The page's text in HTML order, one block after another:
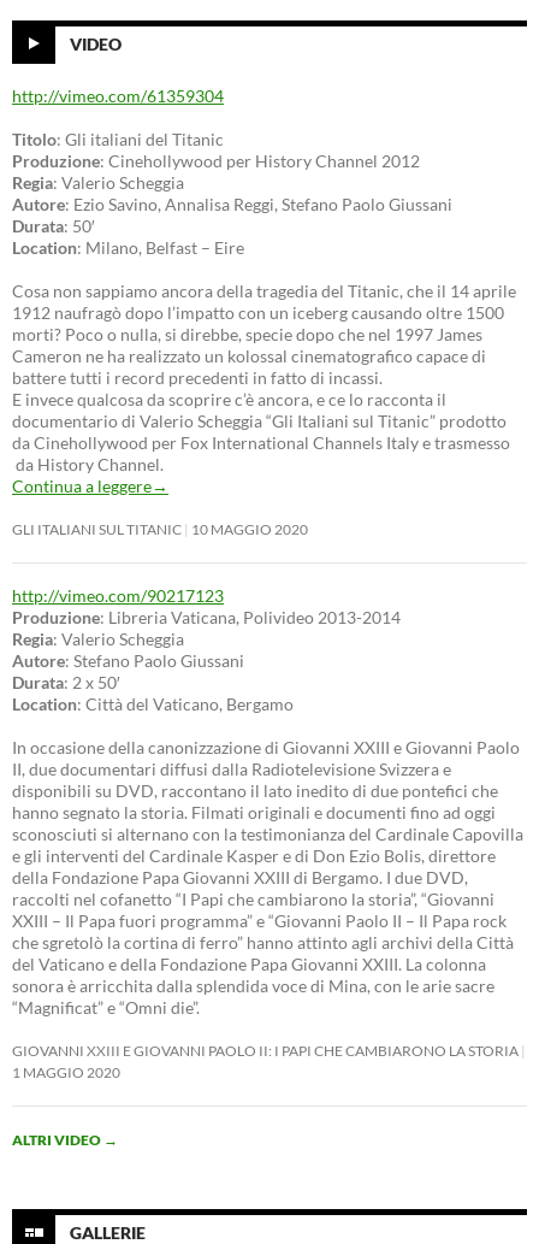
VIDEO
http://vimeo.com/61359304
Titolo: Gli italiani del Titanic
Produzione: Cinehollywood per History Channel 2012
Regia: Valerio Scheggia
Autore: Ezio Savino, Annalisa Reggi, Stefano Paolo Giussani
Durata: 50′
Location: Milano, Belfast – Eire
Cosa non sappiamo ancora della tragedia del Titanic, che il 14 aprile
1912 naufragò dopo l’impatto con un iceberg causando oltre 1500
morti? Poco o nulla, si direbbe, specie dopo che nel 1997 James
Cameron ne ha realizzato un kolossal cinematografico capace di
battere tutti i record precedenti in fatto di incassi.
E invece qualcosa da scoprire c’è ancora, e ce lo racconta il
documentario di Valerio Scheggia “Gli Italiani sul Titanic” prodotto
da Cinehollywood per Fox International Channels Italy e trasmesso
da History Channel.
Continua a leggere→
GLI ITALIANI SUL TITANIC 10 MAGGIO 2020
http://vimeo.com/90217123
Produzione: Libreria Vaticana, Polivideo 2013-2014
Regia: Valerio Scheggia
Autore: Stefano Paolo Giussani
Durata: 2 x 50′
Location: Città del Vaticano, Bergamo
In occasione della canonizzazione di Giovanni XXIII e Giovanni Paolo
II, due documentari diffusi dalla Radiotelevisione Svizzera e
disponibili su DVD, raccontano il lato inedito di due pontefici che
hanno segnato la storia. Filmati originali e documenti fino ad oggi
sconosciuti si alternano con la testimonianza del Cardinale Capovilla
e gli interventi del Cardinale Kasper e di Don Ezio Bolis, direttore
della Fondazione Papa Giovanni XXIII di Bergamo. I due DVD,
raccolti nel cofanetto “I Papi che cambiarono la storia”, “Giovanni
XXIII – Il Papa fuori programma” e “Giovanni Paolo II – Il Papa rock
che sgretolò la cortina di ferro” hanno attinto agli archivi della Città
del Vaticano e della Fondazione Papa Giovanni XXIII. La colonna
sonora è arricchita dalla splendida voce di Mina, con le arie sacre
“Magnificat” e “Omni die”.
GIOVANNI XXIII E GIOVANNI PAOLO II: I PAPI CHE CAMBIARONO LA STORIA
1 MAGGIO 2020
ALTRI VIDEO →
GALLERIE